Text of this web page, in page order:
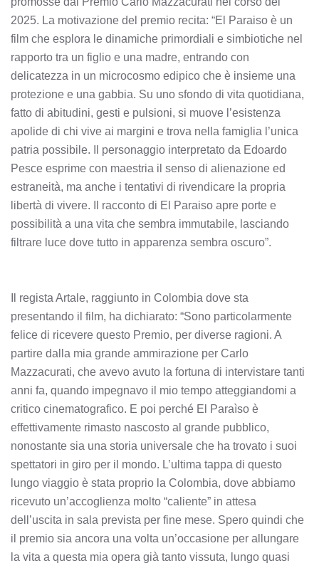
2025. La motivazione del premio recita: “El Paraiso è un
film che esplora le dinamiche primordiali e simbiotiche nel
rapporto tra un figlio e una madre, entrando con
delicatezza in un microcosmo edipico che è insieme una
protezione e una gabbia. Su uno sfondo di vita quotidiana,
fatto di abitudini, gesti e pulsioni, si muove l’esistenza
apolide di chi vive ai margini e trova nella famiglia l’unica
patria possibile. Il personaggio interpretato da Edoardo
Pesce esprime con maestria il senso di alienazione ed
estraneità, ma anche i tentativi di rivendicare la propria
libertà di vivere. Il racconto di El Paraiso apre porte e
possibilità a una vita che sembra immutabile, lasciando
filtrare luce dove tutto in apparenza sembra oscuro”.
Il regista Artale, raggiunto in Colombia dove sta
presentando il film, ha dichiarato: “Sono particolarmente
felice di ricevere questo Premio, per diverse ragioni. A
partire dalla mia grande ammirazione per Carlo
Mazzacurati, che avevo avuto la fortuna di intervistare tanti
anni fa, quando impegnavo il mio tempo atteggiandomi a
critico cinematografico. E poi perché El Paraìso è
effettivamente rimasto nascosto al grande pubblico,
nonostante sia una storia universale che ha trovato i suoi
spettatori in giro per il mondo. L’ultima tappa di questo
lungo viaggio è stata proprio la Colombia, dove abbiamo
ricevuto un’accoglienza molto “caliente” in attesa
dell’uscita in sala prevista per fine mese. Spero quindi che
il premio sia ancora una volta un’occasione per allungare
la vita a questa mia opera già tanto vissuta, lungo quasi